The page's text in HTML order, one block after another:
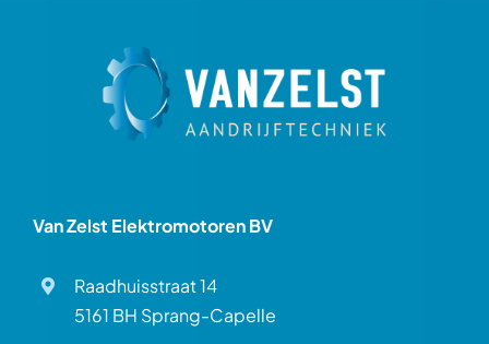
Van Zelst Elektromotoren BV
Raadhuisstraat 14
5161 BH Sprang-Capelle